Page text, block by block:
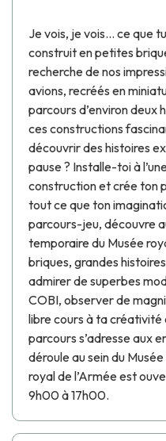
Je vois, je vois… ce que
construit en petites
recherche de nos
avions, recréés en
parcours d’environ deux
ces constructions
découvrir des histoires
pause ? Installe-toi à
construction et crée ton
tout ce que ton
parcours-jeu, découvre
temporaire du Musée
briques, grandes
admirer de superbes
COBI, observer de
libre cours à ta
parcours s’adresse aux
déroule au sein du
royal de l’Armée est
9h00 à 17h00.